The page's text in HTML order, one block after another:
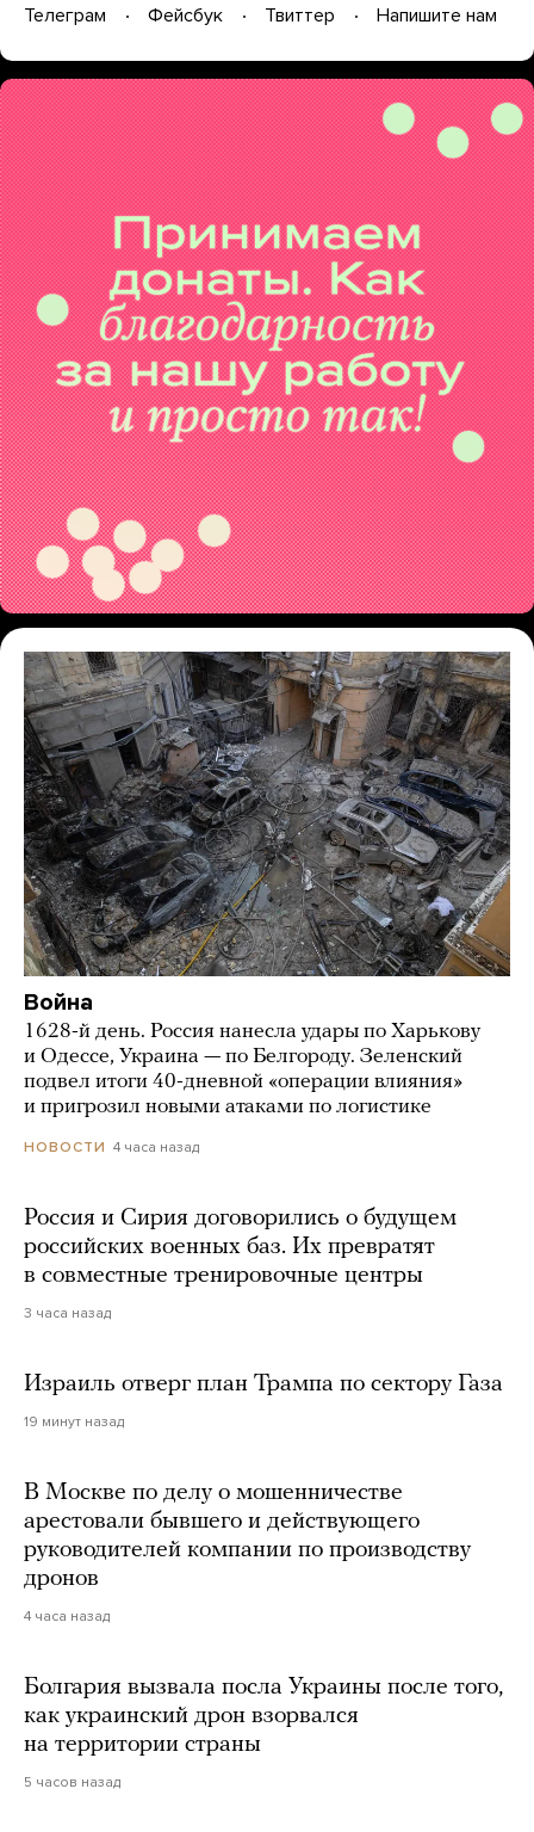
Телеграм Фейсбук Твиттер Напишите нам
Война
1628-й день. Россия нанесла удары по Харькову
и Одессе, Украина — по Белгороду. Зеленский
подвел итоги 40-дневной «операции влияния»
и пригрозил новыми атаками по логистике
НОВОСТИ 4 часа назад
Россия и Сирия договорились о будущем
российских военных баз. Их превратят
в совместные тренировочные центры
3 часа назад
Израиль отверг план Трампа по сектору Газа
19 минут назад
В Москве по делу о мошенничестве
арестовали бывшего и действующего
руководителей компании по производству
дронов
4 часа назад
Болгария вызвала посла Украины после того,
как украинский дрон взорвался
на территории страны
5 часов назад